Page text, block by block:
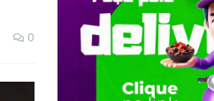
0